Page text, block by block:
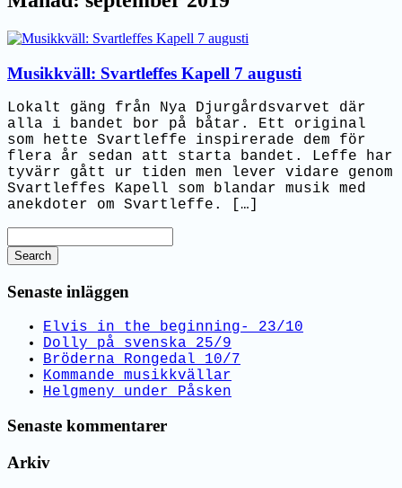
Musikkväll: Svartleffes Kapell 7 augusti
Lokalt gäng från Nya Djurgårdsvarvet där
alla i bandet bor på båtar. Ett original
som hette Svartleffe inspirerade dem för
flera år sedan att starta bandet. Leffe har
tyvärr gått ur tiden men lever vidare genom
Svartleffes Kapell som blandar musik med
anekdoter om Svartleffe. […]
Search
Senaste inläggen
Elvis in the beginning- 23/10
Dolly på svenska 25/9
Bröderna Rongedal 10/7
Kommande musikkvällar
Helgmeny under Påsken
Senaste kommentarer
Arkiv